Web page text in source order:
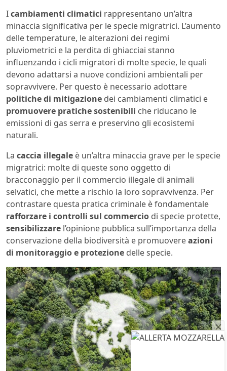
Icambiamenti climatici rappresentano un’altra
minaccia significativa per le specie migratrici. L’aumento
delle temperature, le alterazioni dei regimi
pluviometrici e la perdita di ghiacciai stanno
influenzando i cicli migratori di molte specie, le quali
devono adattarsi a nuove condizioni ambientali per
sopravvivere. Per questo è necessario adottare
politiche di mitigazione dei cambiamenti climatici e
promuovere pratiche sostenibili che riducano le
emissioni di gas serra e preservino gli ecosistemi
naturali.
La caccia illegale è un’altra minaccia grave per le specie
migratrici: molte di queste sono oggetto di
bracconaggio per il commercio illegale di animali
selvatici, che mette a rischio la loro sopravvivenza. Per
contrastare questa pratica criminale è fondamentale
rafforzare i controlli sul commercio di specie protette,
sensibilizzare l’opinione pubblica sull’importanza della
conservazione della biodiversità e promuovereazioni
di monitoraggio e protezione delle specie.